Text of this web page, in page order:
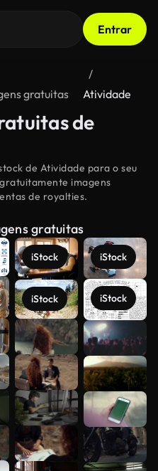
Entrar
gratuitas
Atividade
de
de Atividade para o seu
imagens
de royalties.
gratuitas
iStock
iStock
iStock
iStock
Veja mais